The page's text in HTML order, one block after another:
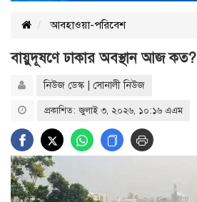
আবহাওয়া-পরিবেশ
বায়ুদূষণে ঢাকার অবস্থান আজ কত?
নিউজ ডেস্ক | সোনালী নিউজ
প্রকাশিত: জুলাই ৩, ২০২৬, ১০:১৬ এএম